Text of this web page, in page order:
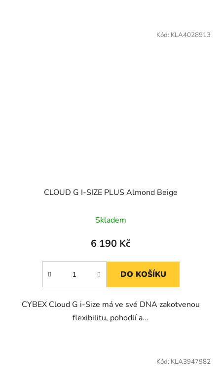
CLOUD G I-SIZE PLUS Almond Beige
Skladem
6 190 Kč
DO KOŠÍKU
CYBEX Cloud G i-Size má ve své DNA zakotvenou
flexibilitu, pohodlí a...
Kód: KLA4028913
Kód: KLA3947982